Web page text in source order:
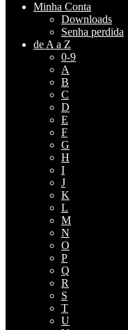
Minha Conta
Downloads
Senha perdida
de A a Z
0-9
A
B
C
D
E
F
G
H
I
J
K
L
M
N
O
P
Q
R
S
T
U